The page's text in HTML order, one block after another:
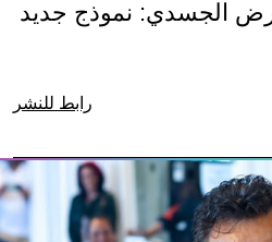
الجسدي: نموذج جديد
رابط للنشر